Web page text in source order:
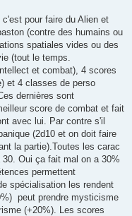
pour faire du Alien et
(contre des humains ou
spatiales vides ou des
(tout le temps.
et combat), 4 scores
et 4 classes de perso
dernières sont
score de combat et fait
avec lui. Par contre s'il
(2d10 et on doit faire
la partie).Toutes les carac
Oui ça fait mal on a 30%
permettent
spécialisation les rendent
peut prendre mysticisme
(+20%). Les scores